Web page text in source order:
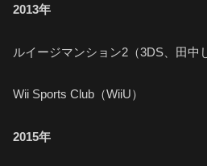
2013年
ルイージマンション2（3DS、田中
Wii Sports Club（WiiU）
2015年